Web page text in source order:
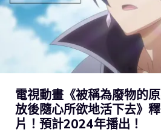
電視動畫《被稱為廢物的
放後隨心所欲地活下去》
片！預計2024年播出！